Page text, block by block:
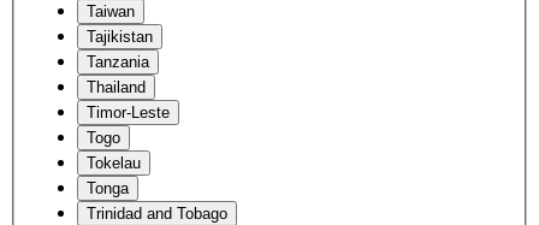
Taiwan
Tajikistan
Tanzania
Thailand
Timor-Leste
Togo
Tokelau
Tonga
Trinidad and Tobago